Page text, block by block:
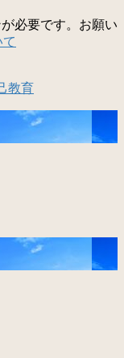
必要です。お願い
教育